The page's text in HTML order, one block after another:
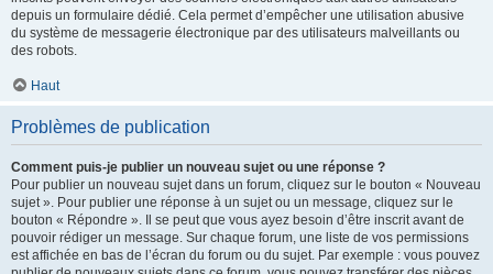
depuis un formulaire dédié. Cela permet d’empêcher une utilisation abusive
du système de messagerie électronique par des utilisateurs malveillants ou
des robots.
Haut
Problèmes de publication
Comment puis-je publier un nouveau sujet ou une réponse ?
Pour publier un nouveau sujet dans un forum, cliquez sur le bouton « Nouveau
sujet ». Pour publier une réponse à un sujet ou un message, cliquez sur le
bouton « Répondre ». Il se peut que vous ayez besoin d’être inscrit avant de
pouvoir rédiger un message. Sur chaque forum, une liste de vos permissions
est affichée en bas de l’écran du forum ou du sujet. Par exemple : vous pouvez